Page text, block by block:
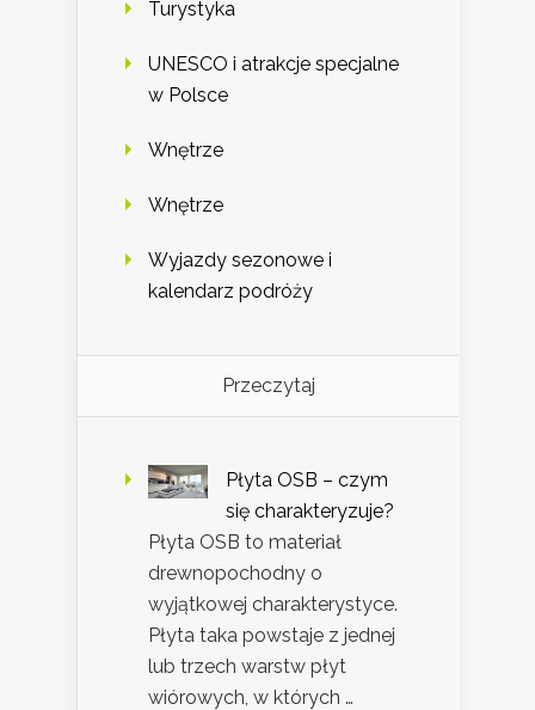
Turystyka
UNESCO i atrakcje specjalne
w Polsce
Wnętrze
Wnętrze
Wyjazdy sezonowe i
kalendarz podróży
Przeczytaj
Płyta OSB – czym
się charakteryzuje?
Płyta OSB to materiał
drewnopochodny o
wyjątkowej charakterystyce.
Płyta taka powstaje z jednej
lub trzech warstw płyt
wiórowych, w których …